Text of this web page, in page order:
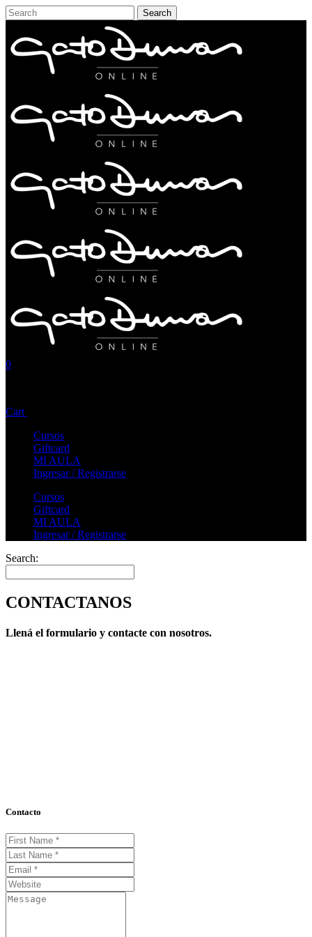
0
Cart
Cursos
Giftcard
MI AULA
Ingresar / Registrarse
Cursos
Giftcard
MI AULA
Ingresar / Registrarse
Search:
CONTACTANOS
Llená el formulario y contacte con nosotros.
Contacto